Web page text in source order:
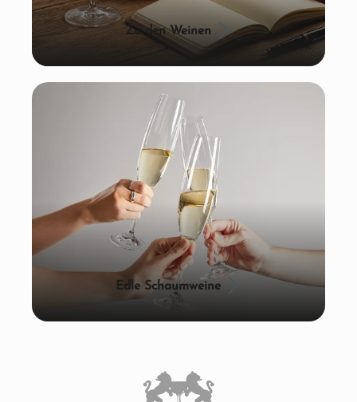
Zu den Weinen
Edle Schaumweine